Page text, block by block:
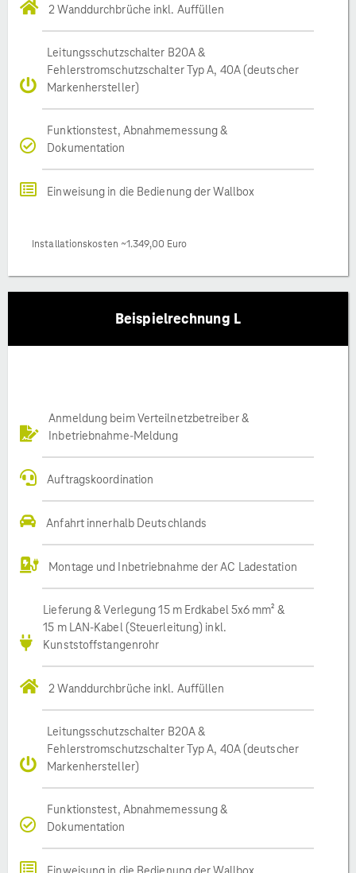
2 Wanddurchbrüche inkl. Auffüllen
Leitungsschutzschalter B20A &
Fehlerstromschutzschalter Typ A, 40A (deutscher
Markenhersteller)
Funktionstest, Abnahmemessung &
Dokumentation
Einweisung in die Bedienung der Wallbox
Installationskosten ~1.349,00 Euro
Beispielrechnung L
Anmeldung beim Verteilnetzbetreiber &
Inbetriebnahme-Meldung
Auftragskoordination
Anfahrt innerhalb Deutschlands
Montage und Inbetriebnahme der AC Ladestation
Lieferung & Verlegung 15 m Erdkabel 5x6 mm² &
15 m LAN-Kabel (Steuerleitung) inkl.
Kunststoffstangenrohr
2 Wanddurchbrüche inkl. Auffüllen
Leitungsschutzschalter B20A &
Fehlerstromschutzschalter Typ A, 40A (deutscher
Markenhersteller)
Funktionstest, Abnahmemessung &
Dokumentation